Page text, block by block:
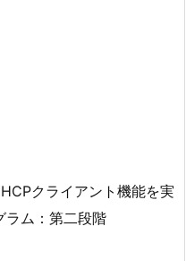
クライアント機能を実
ム：第二段階